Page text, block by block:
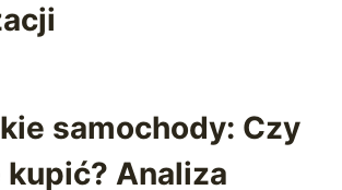
samochody: Czy
Analiza